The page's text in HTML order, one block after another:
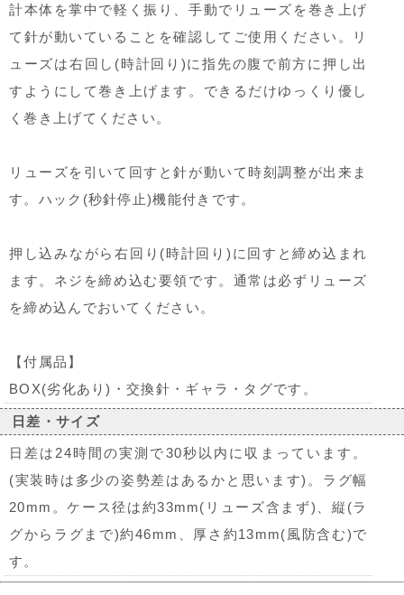
計本体を掌中で軽く振り、手動でリューズを巻き上げ
て針が動いていることを確認してご使用ください。リ
ューズは右回し(時計回り)に指先の腹で前方に押し出
すようにして巻き上げます。できるだけゆっくり優し
く巻き上げてください。
リューズを引いて回すと針が動いて時刻調整が出来ま
す。ハック(秒針停止)機能付きです。
押し込みながら右回り(時計回り)に回すと締め込まれ
ます。ネジを締め込む要領です。通常は必ずリューズ
を締め込んでおいてください。
【付属品】
BOX(劣化あり)・交換針・ギャラ・タグです。
日差・サイズ
日差は24時間の実測で30秒以内に収まっています。
(実装時は多少の姿勢差はあるかと思います)。ラグ幅
20mm。ケース径は約33mm(リューズ含まず)、縦(ラ
グからラグまで)約46mm、厚さ約13mm(風防含む)で
す。